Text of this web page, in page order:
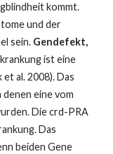
kommt.
und der
sein. Gendefekt,
ist eine
al. 2008). Das
eine vom
Die crd-PRA
Das
beiden Gene